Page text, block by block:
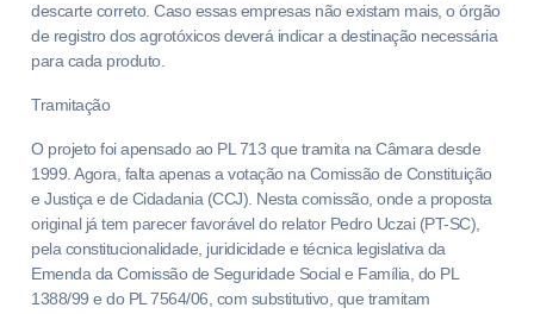
descarte correto. Caso essas empresas não existam mais, o órgão
de registro dos agrotóxicos deverá indicar a destinação necessária
para cada produto.
Tramitação
O projeto foi apensado ao PL 713 que tramita na Câmara desde
1999. Agora, falta apenas a votação na Comissão de Constituição
e Justiça e de Cidadania (CCJ). Nesta comissão, onde a proposta
original já tem parecer favorável do relator Pedro Uczai (PT-SC),
pela constitucionalidade, juridicidade e técnica legislativa da
Emenda da Comissão de Seguridade Social e Família, do PL
1388/99 e do PL 7564/06, com substitutivo, que tramitam